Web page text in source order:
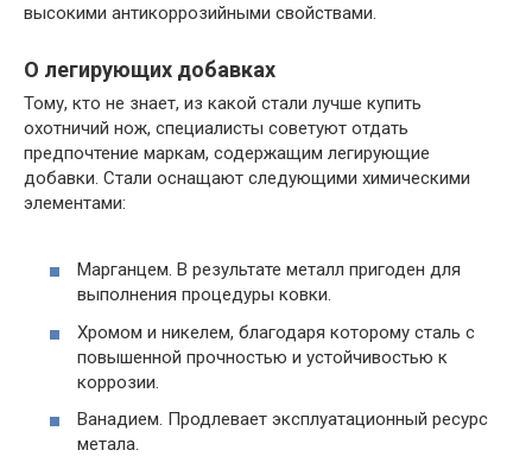
высокими антикоррозийными свойствами.
О легирующих добавках
Тому, кто не знает, из какой стали лучше купить
охотничий нож, специалисты советуют отдать
предпочтение маркам, содержащим легирующие
добавки. Стали оснащают следующими химическими
элементами:
Марганцем. В результате металл пригоден для
выполнения процедуры ковки.
Хромом и никелем, благодаря которому сталь с
повышенной прочностью и устойчивостью к
коррозии.
Ванадием. Продлевает эксплуатационный ресурс
метала.